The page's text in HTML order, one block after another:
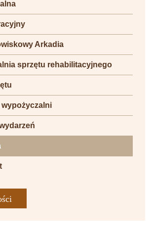
Arkadia
sprzętu rehabilitacyjnego
wypożyczalni